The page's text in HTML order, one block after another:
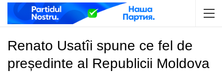
Renato Usatîi spune ce fel de
președinte al Republicii Moldova